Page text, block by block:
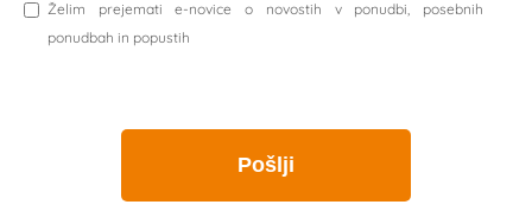
Želim prejemati e-novice o novostih v ponudbi, posebnih
ponudbah in popustih